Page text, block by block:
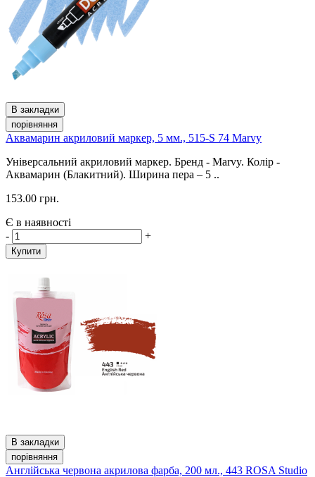
В закладки
порівняння
Аквамарин акриловий маркер, 5 мм., 515-S 74 Marvy
Універсальний акриловий маркер. Бренд - Marvy. Колір -
Аквамарин (Блакитний). Ширина пера – 5 ..
153.00 грн.
Є в наявності
-
+
Купити
В закладки
порівняння
Англійська червона акрилова фарба, 200 мл., 443 ROSA Studio